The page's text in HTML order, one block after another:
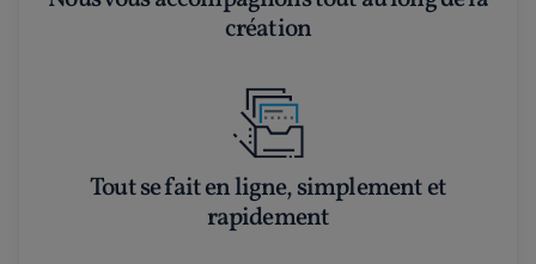
création
Tout se fait en ligne, simplement et
rapidement